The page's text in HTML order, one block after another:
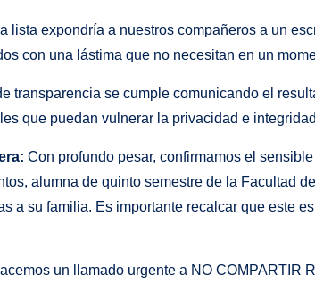
lista expondría a nuestros compañeros a un
con una lástima que no necesitan en un
transparencia se cumple comunicando el
que puedan vulnerar la privacidad e
Con profundo pesar, confirmamos el
alumna de quinto semestre de la Facultad
a su familia. Es importante recalcar que este
un llamado urgente a NO COMPARTIR